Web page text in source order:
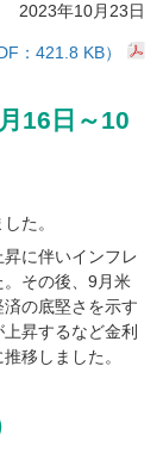
2023年10月23日
：421.8 KB）
16日～10
た。
に伴いインフレ
その後、9月米
の底堅さを示す
昇するなど金利
移しました。